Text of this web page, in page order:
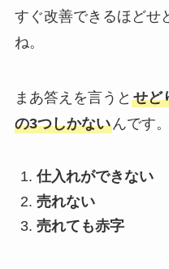
すぐ改善できるほどせ
ね。
まあ答えを言うと せど
の3つしかないんです。
仕入れができない
売れない
売れても赤字